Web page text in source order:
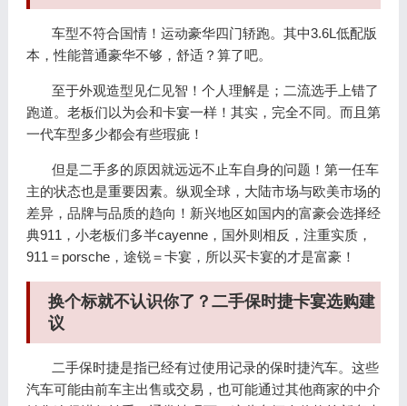
车型不符合国情！运动豪华四门轿跑。其中3.6L低配版
本，性能普通豪华不够，舒适？算了吧。
至于外观造型见仁见智！个人理解是；二流选手上错了
跑道。老板们以为会和卡宴一样！其实，完全不同。而且第
一代车型多少都会有些瑕疵！
但是二手多的原因就远远不止车自身的问题！第一任车
主的状态也是重要因素。纵观全球，大陆市场与欧美市场的
差异，品牌与品质的趋向！新兴地区如国内的富豪会选择经
典911，小老板们多半cayenne，国外则相反，注重实质，
911＝porsche，途锐＝卡宴，所以买卡宴的才是富豪！
换个标就不认识你了？二手保时捷卡宴选购建
议
二手保时捷是指已经有过使用记录的保时捷汽车。这些
汽车可能由前车主出售或交易，也可能通过其他商家的中介